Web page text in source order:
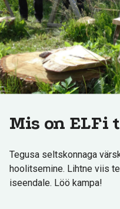
Mis on ELFi
Tegusa seltskonnaga
hoolitsemine. Lihtne viis
iseendale. Löö kampa!